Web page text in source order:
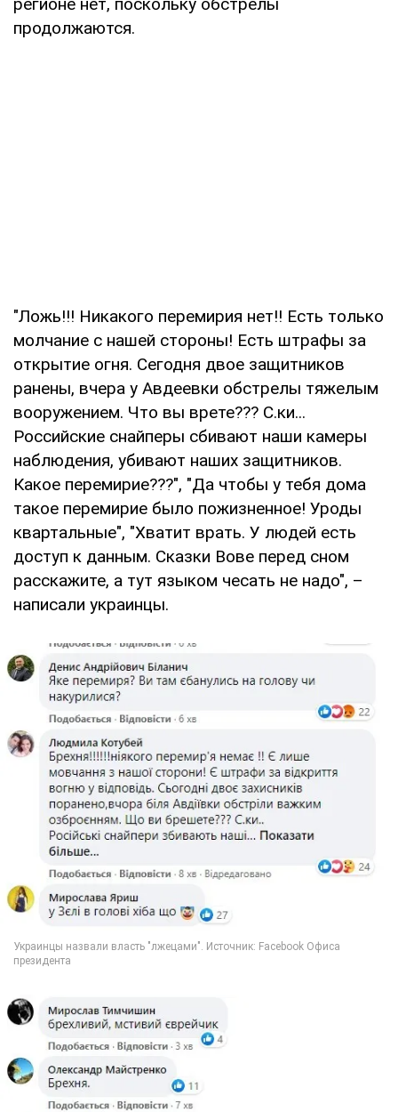
продолжаются.
"Ложь!!! Никакого перемирия нет!! Есть только
молчание с нашей стороны! Есть штрафы за
открытие огня. Сегодня двое защитников
ранены, вчера у Авдеевки обстрелы тяжелым
вооружением. Что вы врете??? С.ки...
Российские снайперы сбивают наши камеры
наблюдения, убивают наших защитников.
Какое перемирие???", "Да чтобы у тебя дома
такое перемирие было пожизненное! Уроды
квартальные", "Хватит врать. У людей есть
доступ к данным. Сказки Вове перед сном
расскажите, а тут языком чесать не надо", –
написали украинцы.